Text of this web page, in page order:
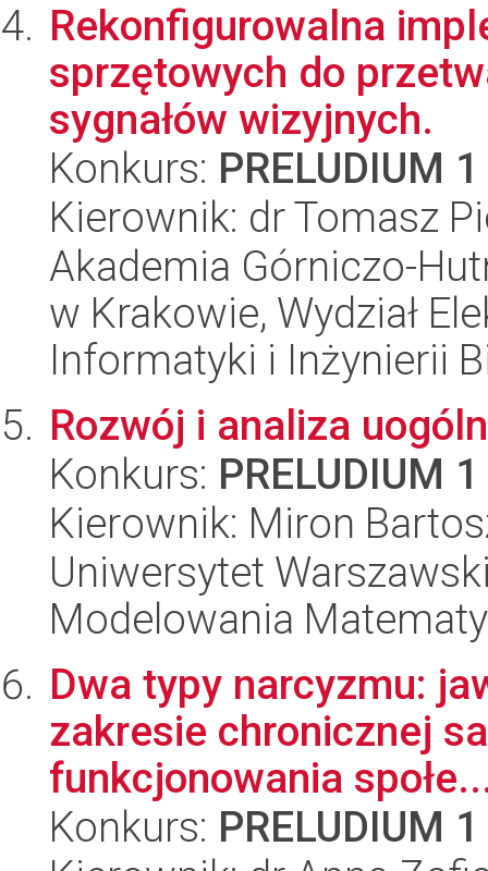
Rekonfigurowalna
sprzętowych do
sygnałów wizyjnych.
Konkurs: PRELUDIUM 1
Kierownik: dr Tomasz
Akademia Górniczo-
w Krakowie, Wydział
Informatyki i Inżynierii
Rozwój i analiza
Konkurs: PRELUDIUM 1
Kierownik: Miron
Uniwersytet
Modelowania
Dwa typy narcyzmu:
zakresie chronicznej
funkcjonowania
Konkurs: PRELUDIUM 1